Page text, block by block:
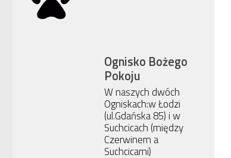
Ognisko Bożego
Pokoju
W naszych dwóch
Ogniskach:w Łodzi
(ul.Gdańska 85) i w
Suchcicach (między
Czerwinem a
Suchcicami)